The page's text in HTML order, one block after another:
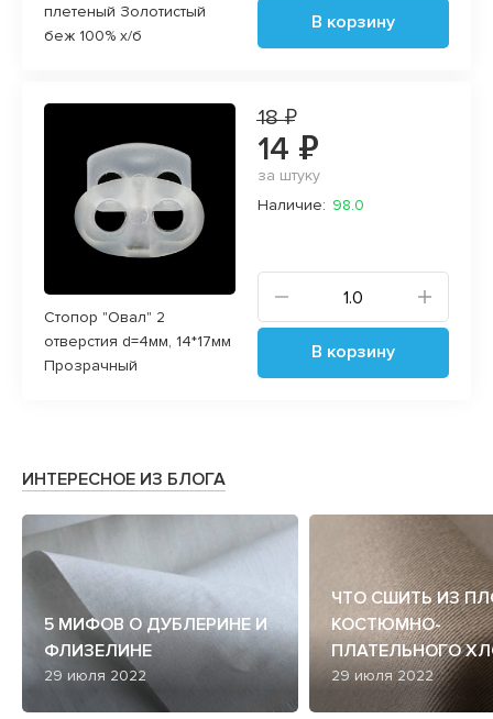
плетеный Золотистый
беж 100% х/б
В корзину
Стопор "Овал" 2
отверстия d=4мм, 14*17мм
Прозрачный
18 ₽
14 ₽
за штуку
Наличие: 98.0
В корзину
ИНТЕРЕСНОЕ ИЗ БЛОГА
5 МИФОВ О ДУБЛЕРИНЕ И
ФЛИЗЕЛИНЕ
29 июля 2022
ЧТО СШИТЬ ИЗ
КОСТЮМНО-
ПЛАТЕЛЬНОГО
29 июля 2022